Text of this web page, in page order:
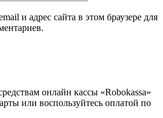
и адрес сайта в этом браузере для
онлайн кассы «Robokassa»
или воспользуйтесь оплатой по